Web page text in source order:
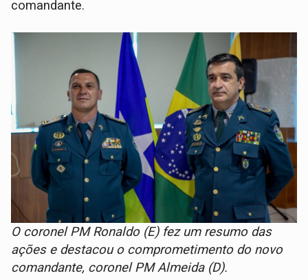
comandante.
O coronel PM Ronaldo (E) fez um resumo das
ações e destacou o comprometimento do novo
comandante, coronel PM Almeida (D).